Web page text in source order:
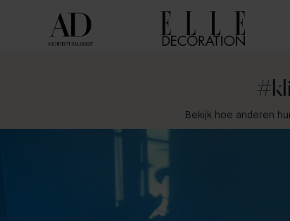
Bekijk hoe anderen